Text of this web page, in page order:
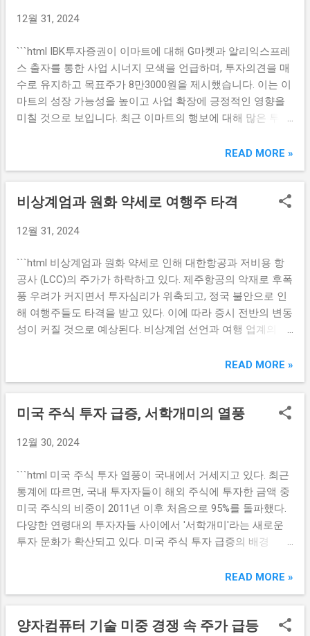
미래 전망 에어부산은 제주항공 참사 이후에도 주가가 상승
끌고 있다. 에어부산의 강세는 앞으로의 시장 전망에도 긍정
적인 시그널을 보내고 있다. 그 이유는 다음과...
었다. 이러한 추세는 자산 관리에 있어 고수익을 추구하는 투
식은 마치 시간이 지남에 따라 폭발적인 성장 가능성이 커지
고 있는 것처럼 보인다. 결과적으로, 이러한 주식들은 단기적
인 투자뿐만 아니라 장기적인 투자 전략에서도 유리하게 작
용할 수 있는 가능성을 지니고 있다. 더구나 투자자들은 최근
1개월간의 성과를 기반으로 다음 거래에 대한 의사결정을 내
속적인 매수세로 이어질 가능성이 크다. 고수들의 매수종목
특징 미래에셋증권 투자수익률 상위 1%에 해당하는 고수들
식들은 일반적으로 안정적인 배당 성향과 견조한 실적이 뒷
하며, 주가 상승에 기여하는 여러 요소들을 갖추고 있다. 또
을 선정하고, 시장의 변화에 발 빠르게 적응하고 있다. 특히,
이들은 시가 총액이 크고, 업종 내 리더십을 갖춘 기업들을 집
중적으로 매수하고 있는 것으로 나타났다. 이는 보다 안전한
투자처...
12월 31, 2024
```html IBK투자증권이 이마트에 대해 G마켓과 알리익스프레
스 출자를 통한 사업 시너지 모색을 언급하며, 투자의견을 매
수로 유지하고 목표주가 8만3000원을 제시했습니다. 이는 이
마트의 성장 가능성을 높이고 사업 확장에 긍정적인 영향을
미칠 것으로 보입니다. 최근 이마트의 행보에 대해 많은 투자
시너지 효과 이마트는 G마켓과의 협력을 통해 다양한 상품군
다. 이러한 시너지는 고객들에게 더 나은 쇼핑 경험을 제공할
뿐만 아니라, 두 회사 모두의 판매 채널을 넓혀줄 것으로 기대
잡고 있으며, 이마트와의 연계는 더 많은 고객을 유치할 수 있
트의 오프라인 유통망이 결합되면, 고객들은 온라인과 오프
라인에서 모두 쉽게 제품을 구매할 수 있는 환경이 조성됩니
다. 이 과정에서 이마트는 고객의 구매 패턴을 분석하고, 그에
맞춰 맞춤형 서비스를 제공할 수 있는 기회를 가지게 됩니다.
결과적으로 이러한 협력은 두 기업 모두에게 상호 이익이 되
L.S.F(최고의 판매자 펀드)와 같은 새로운 방식의 마케팅 전략
을 통해 고객과의 접점을 늘리는 데도 기여할 수 있습니다. 이
판매량 증대를 통해 수익성까지 높일 수 있는 가능성이 열립
프레스와의 제휴를 통해 전 세계 시장으로의 진출을 도모하
온라인 쇼핑몰로, 전 세계의 소비자들에게 다양한 상품을 제
공하고 있습니다. 이마트는 이를 통해 한국 뿐만 아니라 해외
시장에서도 브랜드 가시성을 높일 수 있는 기회를 가지게 됩
니다. 특히, 알리익스프레스 플랫폼을 활용하면 해외...
READ MORE »
비상계엄과 원화 약세로 여행주 타격
12월 31, 2024
```html 비상계엄과 원화 약세로 인해 대한항공과 저비용 항
공사 (LCC)의 주가가 하락하고 있다. 제주항공의 악재로 후폭
풍 우려가 커지면서 투자심리가 위축되고, 정국 불안으로 인
해 여행주들도 타격을 받고 있다. 이에 따라 증시 전반의 변동
성이 커질 것으로 예상된다. 비상계엄 선언과 여행 업계의 불
고 있다. 정치적 불안정이 지속되면서 소비자들의 심리는 물
론, 기업들의 운영에도 악영향을 끼치고 있다. 특히, 비상계엄
이 선포된 상황에서 소비자들이 지출을 줄이는 경향이 두드
러지고 있다. 여행을 계획하던 고객들은 안전에 대한 우려로
한항공과 저비용 항공사들은 이러한 상황에서 큰 타격을 받
전과 치안에 대한 신뢰가 흔들리기 때문에, 항공사들은 운항
일정 및 수익성에 큰 변화를 맞이하게 될 것이다. 또한, 이와
같은 정치적 사태는 해외 관광객의 방한에도 영향을 미쳐 한
국을 찾는 관광 수요가 줄어들 가능성이 제기된다. 결국 비상
계엄이라는 상황은 소비자 신뢰를 하락시키고, 이에 따라 여
으로 제작될 여행 계획에도 영향을 주어 경제 회복의 발목을
잡을 가능성이 크다. 원화 약세와 해외여행 수요 감소 원화가
원화의 가치 하락은 해외에서 사용해야 하는 경비에 직접적
READ MORE »
미국 주식 투자 급증, 서학개미의 열풍
12월 30, 2024
```html 미국 주식 투자 열풍이 국내에서 거세지고 있다. 최근
통계에 따르면, 국내 투자자들이 해외 주식에 투자한 금액 중
미국 주식의 비중이 2011년 이후 처음으로 95%를 돌파했다.
다양한 연령대의 투자자들 사이에서 '서학개미'라는 새로운
투자 문화가 확산되고 있다. 미국 주식 투자 급증의 배경
그 이유는 여러 가지가 있지만, 가장 두드러진 요인 중 하나는
술주들이 놀라운 실적을 보이며 투자자들을 매료시키고 있
다. 이러한 추세는 특히 잠재력 있는 중소형주에도 긍정적인
READ MORE »
양자컴퓨터 기술 미중 경쟁 속 주가 급등